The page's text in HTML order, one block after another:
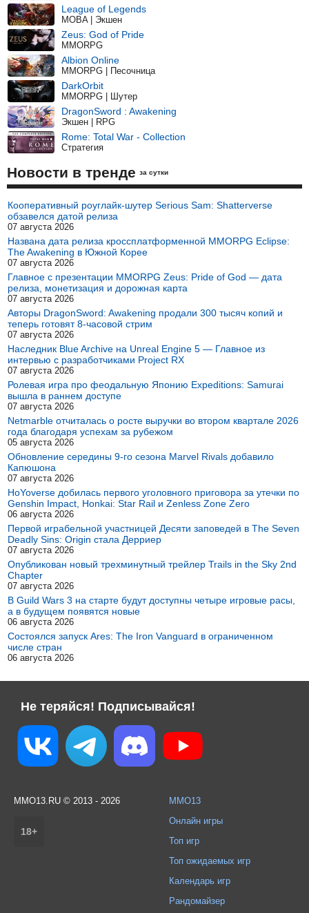
League of Legends
MOBA | Экшен
Zeus: God of Pride
MMORPG
Albion Online
MMORPG | Песочница
DarkOrbit
MMORPG | Шутер
DragonSword : Awakening
Экшен | RPG
Rome: Total War - Collection
Стратегия
Новости в тренде за сутки
Кооперативный роуглайк-шутер Serious Sam: Shatterverse
обзавелся датой релиза
07 августа 2026
Названа дата релиза кроссплатформенной MMORPG Eclipse:
The Awakening в Южной Корее
07 августа 2026
Главное с презентации MMORPG Zeus: Pride of God — дата
релиза, монетизация и дорожная карта
07 августа 2026
Авторы DragonSword: Awakening продали 300 тысяч копий и
теперь готовят 8-часовой стрим
07 августа 2026
Наследник Blue Archive на Unreal Engine 5 — Главное из
интервью с разработчиками Project RX
07 августа 2026
Ролевая игра про феодальную Японию Expeditions: Samurai
вышла в раннем доступе
07 августа 2026
Netmarble отчиталась о росте выручки во втором квартале 2026
года благодаря успехам за рубежом
05 августа 2026
Обновление середины 9-го сезона Marvel Rivals добавило
Капюшона
07 августа 2026
HoYoverse добилась первого уголовного приговора за утечки по
Genshin Impact, Honkai: Star Rail и Zenless Zone Zero
06 августа 2026
Первой играбельной участницей Десяти заповедей в The Seven
Deadly Sins: Origin стала Дерриер
07 августа 2026
Опубликован новый трехминутный трейлер Trails in the Sky 2nd
Chapter
07 августа 2026
В Guild Wars 3 на старте будут доступны четыре игровые расы,
а в будущем появятся новые
06 августа 2026
Состоялся запуск Ares: The Iron Vanguard в ограниченном
числе стран
06 августа 2026
Не теряйся! Подписывайся!
MMO13.RU © 2013 - 2026
18+
MMO13
Онлайн игры
Топ игр
Топ ожидаемых игр
Календарь игр
Рандомайзер